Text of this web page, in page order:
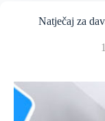
Natječaj za